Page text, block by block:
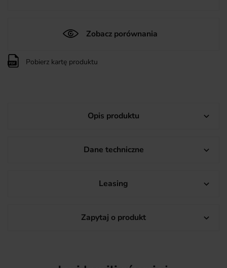
Zobacz porównania
Pobierz kartę produktu
Opis produktu 
Dane techniczne 
Leasing 
Zapytaj o produkt 